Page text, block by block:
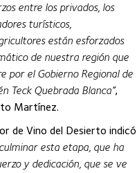
entre los privados, los
turísticos,
están esforzados
de nuestra región que
por el Gobierno Regional de
Teck Quebrada Blanca”,
Martínez.
de Vino del Desierto indicó
esta etapa, que ha
y dedicación, que se ve